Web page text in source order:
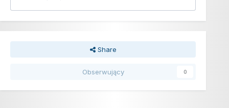
Share
Obserwujący 0